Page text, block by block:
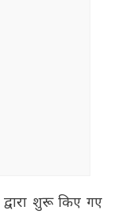
द्वारा शुरू किए गए